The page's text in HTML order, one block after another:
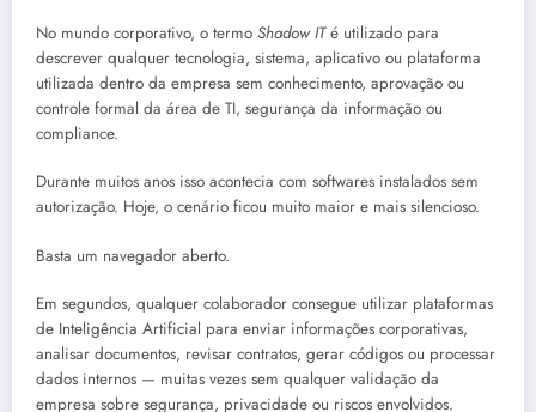
No mundo corporativo, o termo Shadow ITé utilizado para
descrever qualquer tecnologia, sistema, aplicativo ou plataforma
utilizada dentro da empresa sem conhecimento, aprovação ou
controle formal da área de TI, segurança da informação ou
compliance.
Durante muitos anos isso acontecia com softwares instalados sem
autorização. Hoje, o cenário ficou muito maior e mais silencioso.
Basta um navegador aberto.
Em segundos, qualquer colaborador consegue utilizar plataformas
de Inteligência Artificial para enviar informações corporativas,
analisar documentos, revisar contratos, gerar códigos ou processar
dados internos — muitas vezes sem qualquer validação da
empresa sobre segurança, privacidade ou riscos envolvidos.